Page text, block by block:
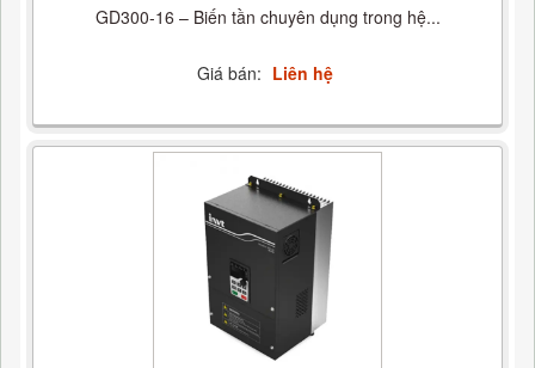
GD300-16 – Biến tần chuyên dụng trong hệ...
Giá bán: Liên hệ